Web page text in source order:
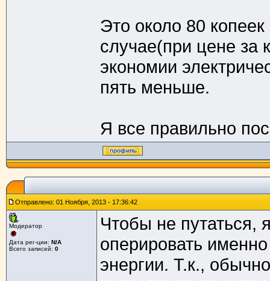
Это около 80
случае(при цене за
экономии
пять меньше.
Я все правильно
Отправлено: 01 Ноября, 2013 - 17:36:42
Модератор
Дата рег-ции: N/A
Всего записей: 0
Чтобы не путаться,
оперировать
энергии. Т.к.,